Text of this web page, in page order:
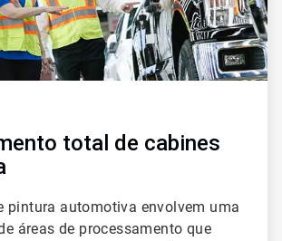
total de cabines
pintura automotiva envolvem uma
áreas de processamento que